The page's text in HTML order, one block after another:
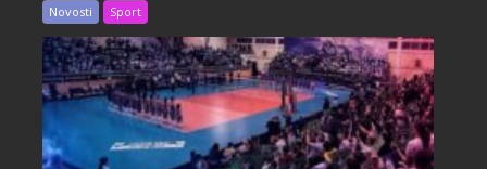
Novosti Sport